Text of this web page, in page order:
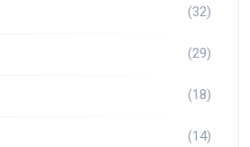
(32)
(29)
(18)
(14)